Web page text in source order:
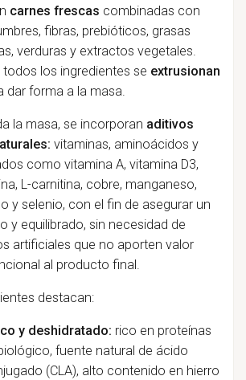
carnes frescas combinadas con
fibras, prebióticos, grasas
verduras y extractos vegetales.
todos los ingredientes se extrusionan
dar forma a la masa.
la masa, se incorporan aditivos
vitaminas, aminoácidos y
como vitamina A, vitamina D3,
L-carnitina, cobre, manganeso,
y selenio, con el fin de asegurar un
y equilibrado, sin necesidad de
artificiales que no aporten valor
al producto final.
destacan:
y deshidratado: rico en proteínas
fuente natural de ácido
(CLA), alto contenido en hierro